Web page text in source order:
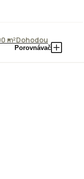
m²Dohodou
Porovnávač